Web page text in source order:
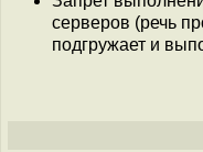
серверов (речь
подгружает и